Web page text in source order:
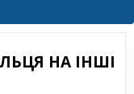
НА ІНШІ